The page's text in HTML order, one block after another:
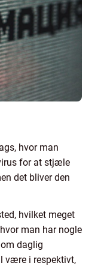
hvor man
for at stjæle
det bliver den
hvilket meget
man har nogle
daglig
være i respektivt,